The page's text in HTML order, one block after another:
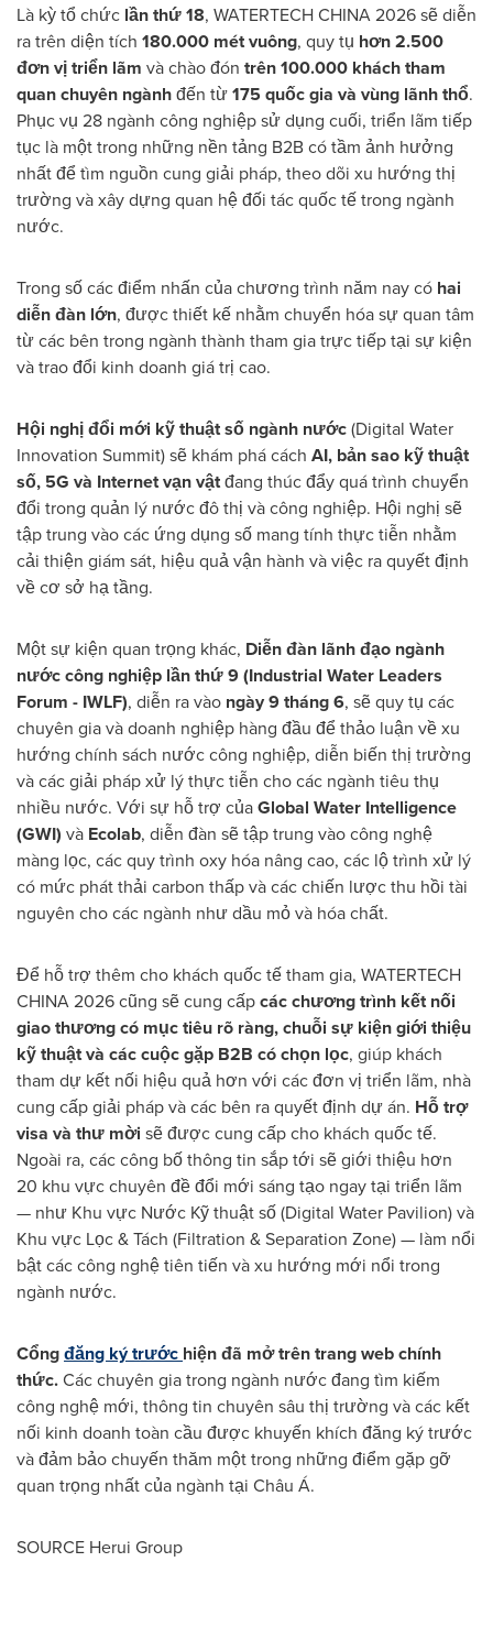
Là kỳ tổ chức lần thứ 18, WATERTECH CHINA 2026 sẽ diễn
ra trên diện tích 180.000 mét vuông, quy tụ hơn 2.500
đơn vị triển lãm và chào đón trên 100.000 khách tham
quan chuyên ngànhđến từ175 quốc gia và vùng lãnh thổ.
Phục vụ 28 ngành công nghiệp sử dụng cuối, triển lãm tiếp
tục là một trong những nền tảng B2B có tầm ảnh hưởng
nhất để tìm nguồn cung giải pháp, theo dõi xu hướng thị
trường và xây dựng quan hệ đối tác quốc tế trong ngành
nước.
Trong số các điểm nhấn của chương trình năm nay có hai
diễn đàn lớn, được thiết kế nhằm chuyển hóa sự quan tâm
từ các bên trong ngành thành tham gia trực tiếp tại sự kiện
và trao đổi kinh doanh giá trị cao.
Hội nghị đổi mới kỹ thuật số ngành nước(Digital Water
Innovation Summit) sẽ khám phá cách AI, bản sao kỹ thuật
số, 5G và Internet vạn vậtđang thúc đẩy quá trình chuyển
đổi trong quản lý nước đô thị và công nghiệp. Hội nghị sẽ
tập trung vào các ứng dụng số mang tính thực tiễn nhằm
cải thiện giám sát, hiệu quả vận hành và việc ra quyết định
về cơ sở hạ tầng.
Một sự kiện quan trọng khác, Diễn đàn lãnh đạo ngành
nước công nghiệp lần thứ 9 (Industrial Water Leaders
Forum - IWLF), diễn ra vào ngày 9 tháng 6, sẽ quy tụ các
chuyên gia và doanh nghiệp hàng đầu để thảo luận về xu
hướng chính sách nước công nghiệp, diễn biến thị trường
và các giải pháp xử lý thực tiễn cho các ngành tiêu thụ
nhiều nước. Với sự hỗ trợ củaGlobal Water Intelligence
(GWI) và Ecolab, diễn đàn sẽ tập trung vào công nghệ
màng lọc, các quy trình oxy hóa nâng cao, các lộ trình xử lý
có mức phát thải carbon thấp và các chiến lược thu hồi tài
nguyên cho các ngành như dầu mỏ và hóa chất.
Để hỗ trợ thêm cho khách quốc tế tham gia, WATERTECH
CHINA 2026 cũng sẽ cung cấpcác chương trình kết nối
giao thương có mục tiêu rõ ràng, chuỗi sự kiện giới thiệu
kỹ thuật và các cuộc gặp B2B có chọn lọc, giúp khách
tham dự kết nối hiệu quả hơn với các đơn vị triển lãm, nhà
cung cấp giải pháp và các bên ra quyết định dự án. Hỗ trợ
visa và thư mời sẽ được cung cấp cho khách quốc tế.
Ngoài ra, các công bố thông tin sắp tới sẽ giới thiệu hơn
20 khu vực chuyên đề đổi mới sáng tạo ngay tại triển lãm
— như Khu vực Nước Kỹ thuật số (Digital Water Pavilion) và
Khu vực Lọc & Tách (Filtration & Separation Zone) — làm nổi
bật các công nghệ tiên tiến và xu hướng mới nổi trong
ngành nước.
Cổngđăng ký trước hiện đã mở trên trang web chính
thức.Các chuyên gia trong ngành nước đang tìm kiếm
công nghệ mới, thông tin chuyên sâu thị trường và các kết
nối kinh doanh toàn cầu được khuyến khích đăng ký trước
và đảm bảo chuyến thăm một trong những điểm gặp gỡ
quan trọng nhất của ngành tại Châu Á.
SOURCE Herui Group